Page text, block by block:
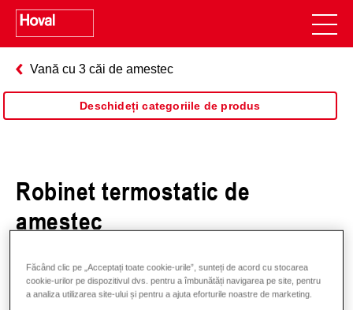
Vană cu 3 căi de amestec
Deschideți categoriile de produs
Robinet termostatic de
amestec
Făcând clic pe „Acceptați toate cookie-urile”, sunteți de acord cu stocarea
cookie-urilor pe dispozitivul dvs. pentru a îmbunătăți navigarea pe site, pentru
a analiza utilizarea site-ului și pentru a ajuta eforturile noastre de marketing.